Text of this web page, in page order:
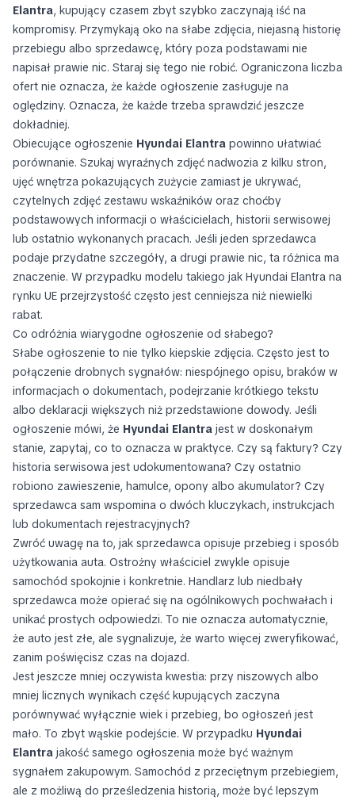
Elantra, kupujący czasem zbyt szybko zaczynają iść na
kompromisy. Przymykają oko na słabe zdjęcia, niejasną historię
przebiegu albo sprzedawcę, który poza podstawami nie
napisał prawie nic. Staraj się tego nie robić. Ograniczona liczba
ofert nie oznacza, że każde ogłoszenie zasługuje na
oględziny. Oznacza, że każde trzeba sprawdzić jeszcze
dokładniej.
Obiecujące ogłoszenie Hyundai Elantra powinno ułatwiać
porównanie. Szukaj wyraźnych zdjęć nadwozia z kilku stron,
ujęć wnętrza pokazujących zużycie zamiast je ukrywać,
czytelnych zdjęć zestawu wskaźników oraz choćby
podstawowych informacji o właścicielach, historii serwisowej
lub ostatnio wykonanych pracach. Jeśli jeden sprzedawca
podaje przydatne szczegóły, a drugi prawie nic, ta różnica ma
znaczenie. W przypadku modelu takiego jak Hyundai Elantra na
rynku UE przejrzystość często jest cenniejsza niż niewielki
rabat.
Co odróżnia wiarygodne ogłoszenie od słabego?
Słabe ogłoszenie to nie tylko kiepskie zdjęcia. Często jest to
połączenie drobnych sygnałów: niespójnego opisu, braków w
informacjach o dokumentach, podejrzanie krótkiego tekstu
albo deklaracji większych niż przedstawione dowody. Jeśli
ogłoszenie mówi, że Hyundai Elantra jest w doskonałym
stanie, zapytaj, co to oznacza w praktyce. Czy są faktury? Czy
historia serwisowa jest udokumentowana? Czy ostatnio
robiono zawieszenie, hamulce, opony albo akumulator? Czy
sprzedawca sam wspomina o dwóch kluczykach, instrukcjach
lub dokumentach rejestracyjnych?
Zwróć uwagę na to, jak sprzedawca opisuje przebieg i sposób
użytkowania auta. Ostrożny właściciel zwykle opisuje
samochód spokojnie i konkretnie. Handlarz lub niedbały
sprzedawca może opierać się na ogólnikowych pochwałach i
unikać prostych odpowiedzi. To nie oznacza automatycznie,
że auto jest złe, ale sygnalizuje, że warto więcej zweryfikować,
zanim poświęcisz czas na dojazd.
Jest jeszcze mniej oczywista kwestia: przy niszowych albo
mniej licznych wynikach część kupujących zaczyna
porównywać wyłącznie wiek i przebieg, bo ogłoszeń jest
mało. To zbyt wąskie podejście. W przypadku Hyundai
Elantra jakość samego ogłoszenia może być ważnym
sygnałem zakupowym. Samochód z przeciętnym przebiegiem,
ale z możliwą do prześledzenia historią, może być lepszym